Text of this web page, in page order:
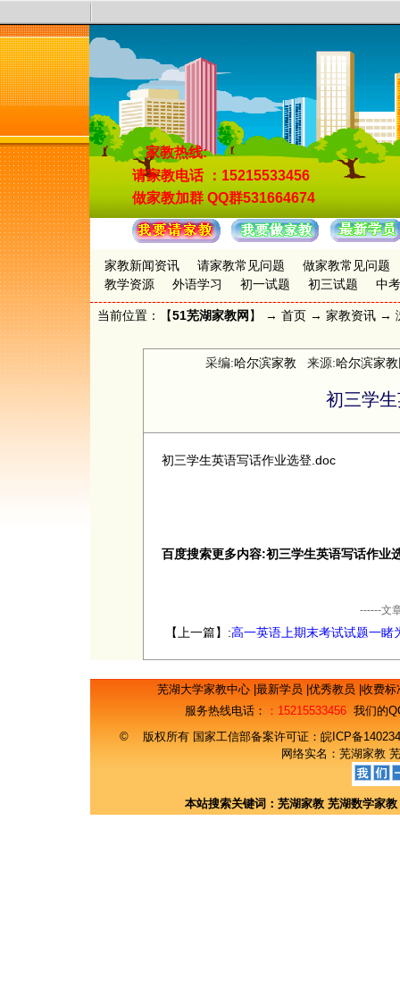
家教热线:
请家教电话 ：15215533456
做家教加群 QQ群531664674
家教新闻资讯 请家教常见问题
做家教常见问题
教学资源
外语学习 初一试题 初三试题 中
当前位置：【51芜湖家教网 】 → 首页 → 家教资讯 →
采编:哈尔滨家教 来源:哈尔滨家
初三学
初三学生英语写话作业选登.doc
百度搜索更多内容:初三学生英语写话作业
------文
【上一篇】:高一英语上期末考试试题一睹
芜湖大学家教中心 最新学员 优秀教员 收费
服务热线电话：
：15215533456 我们的
© 版权所有 国家工信部备案许可证： 皖ICP备
网络实名： 芜湖家教
本站搜索关键词： 芜湖家教 芜湖数学家教